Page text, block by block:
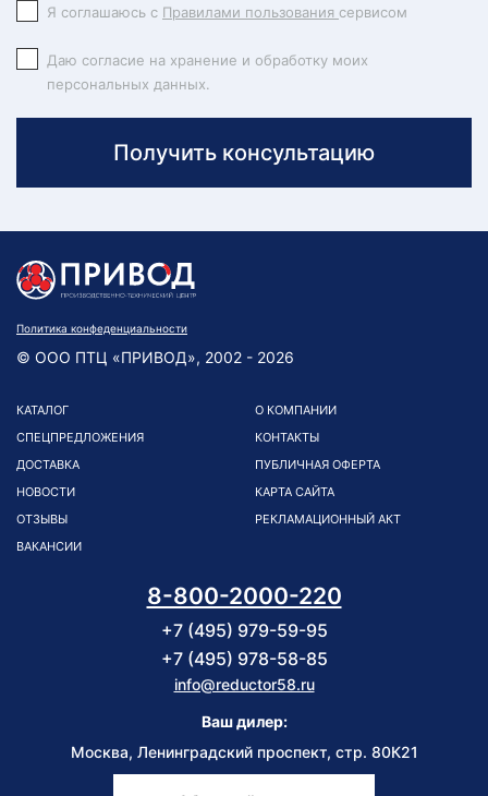
Я соглашаюсь с Правилами пользования сервисом
Даю согласие на хранение и обработку моих
персональных данных.
Получить консультацию
Политика конфеденциальности
© ООО ПТЦ «ПРИВОД», 2002 - 2026
КАТАЛОГ
СПЕЦПРЕДЛОЖЕНИЯ
ДОСТАВКА
НОВОСТИ
ОТЗЫВЫ
ВАКАНСИИ
О КОМПАНИИ
КОНТАКТЫ
ПУБЛИЧНАЯ ОФЕРТА
КАРТА САЙТА
РЕКЛАМАЦИОННЫЙ АКТ
8-800-2000-220
+7 (495) 979-59-95
+7 (495) 978-58-85
info@reductor58.ru
Ваш дилер:
Москва, Ленинградский проспект, стр. 80К21